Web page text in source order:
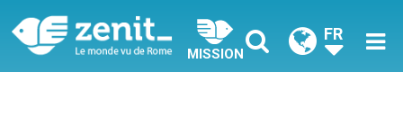
MISSION
FR